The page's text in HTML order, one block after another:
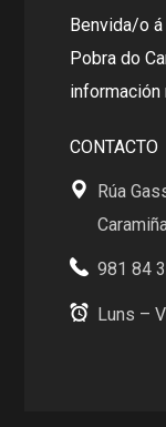
Benvida/o
Pobra do
información
CONTACTO
Rúa
981 84
Luns –